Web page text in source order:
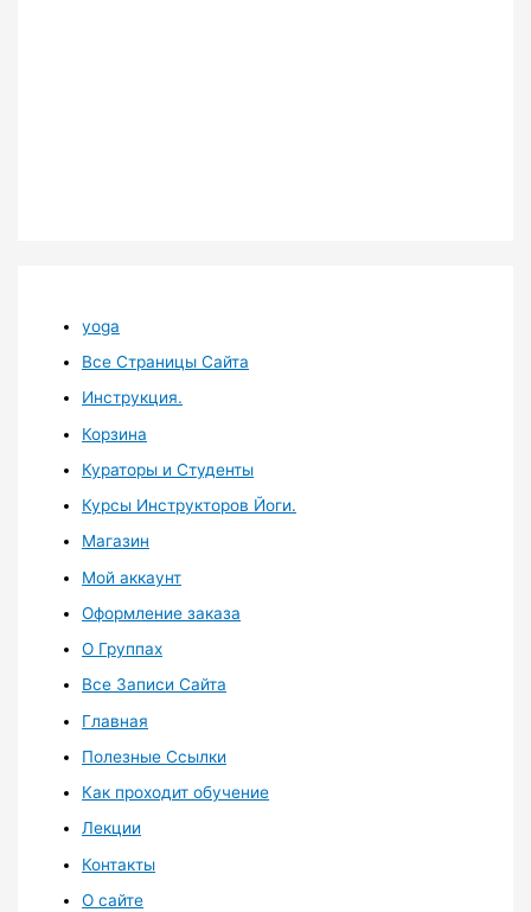
yoga
Все Страницы Сайта
Инструкция.
Корзина
Кураторы и Студенты
Курсы Инструкторов Йоги.
Магазин
Мой аккаунт
Оформление заказа
О Группах
Все Записи Сайта
Главная
Полезные Ссылки
Как проходит обучение
Лекции
Контакты
О сайте